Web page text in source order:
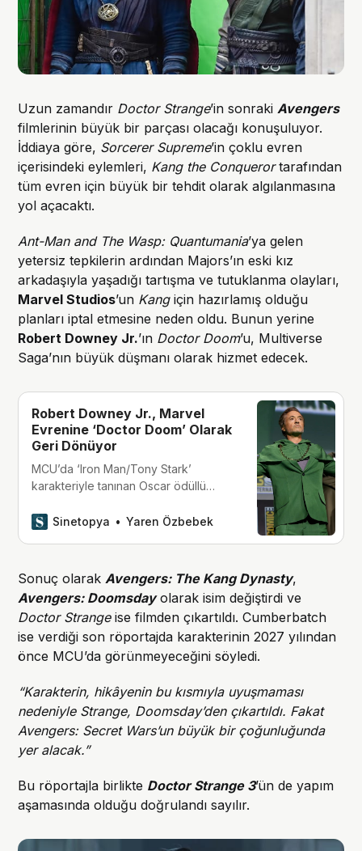
Uzun zamandır Doctor Strange’in sonrakiAvengers
filmlerinin büyük bir parçası olacağı konuşuluyor.
İddiaya göre, Sorcerer Supreme’in çoklu evren
içerisindeki eylemleri, Kang the Conquerortarafından
tüm evren için büyük bir tehdit olarak algılanmasına
yol açacaktı.
Ant-Man and The Wasp: Quantumania’ya gelen
yetersiz tepkilerin ardından Majors’ın eski kız
arkadaşıyla yaşadığı tartışma ve tutuklanma olayları,
Marvel Studios’un Kangiçin hazırlamış olduğu
planları iptal etmesine neden oldu. Bunun yerine
Robert Downey Jr.’ın Doctor Doom’u, Multiverse
Saga’nın büyük düşmanı olarak hizmet edecek.
Robert Downey Jr., Marvel
Evrenine ‘Doctor Doom’ Olarak
Geri Dönüyor
MCU’da ‘Iron Man/Tony Stark’
karakteriyle tanınan Oscar ödüllü
yılında vizyona girecek olan
Sinetopya Yaren Özbebek
Sonuç olarakAvengers: The Kang Dynasty,
Avengers: Doomsdayolarak isim değiştirdi ve
Doctor Strangeise filmden çıkartıldı. Cumberbatch
ise verdiği son röportajda karakterinin 2027 yılından
önce MCU’da görünmeyeceğini söyledi.
“Karakterin, hikâyenin bu kısmıyla uyuşmaması
nedeniyle Strange, Doomsday’den çıkartıldı. Fakat
Avengers: Secret Wars’un büyük bir çoğunluğunda
yer alacak.”
Bu röportajla birlikte Doctor Strange 3’ün de yapım
aşamasında olduğu doğrulandı sayılır.